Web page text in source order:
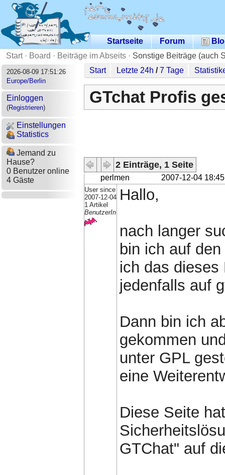
Startseite Forum
Start· Board · Beiträge im Abseits · Sonstige Beiträge (auch
2026-08-09 17:51:26
Europe/Berlin
Einloggen
(Registrieren)
Einstellungen
Statistics
Jemand zu
Hause?
0 Benutzer online
4 Gäste
Start Letzte 24h /7 Tage
GTchat Profis
2 Einträge, 1 Seite
perlmen 2007-12-04 18:45
User since
2007-12-04
1 Artikel
BenutzerIn
Hallo,
nach langer
bin ich auf
ich das
jedenfalls auf
Dann bin ich
gekommen
unter GPL
eine
Diese Seite
GTChat" auf